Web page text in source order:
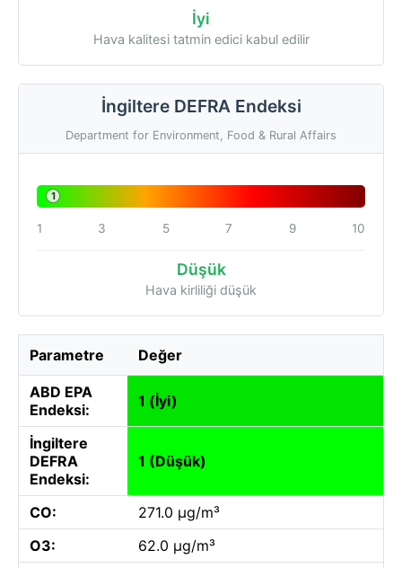
İyi
Hava kalitesi tatmin edici kabul edilir
İngiltere DEFRA Endeksi
Department for Environment, Food & Rural Affairs
1
1 3 5 7 9 10
Düşük
Hava kirliliği düşük
Parametre Değer
ABD EPA
Endeksi:
1 (İyi)
İngiltere
DEFRA
Endeksi:
1 (Düşük)
CO:
271.0 µg/m³
O3:
62.0 µg/m³